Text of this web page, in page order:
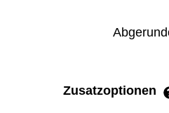
Zusatzoptionen